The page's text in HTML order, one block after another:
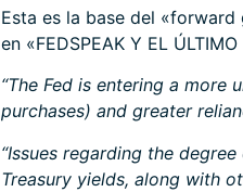
Esta es la base del
en «FEDSPEAK Y EL
“The Fed is entering a
purchases) and greater
“Issues regarding the
Treasury yields, along with